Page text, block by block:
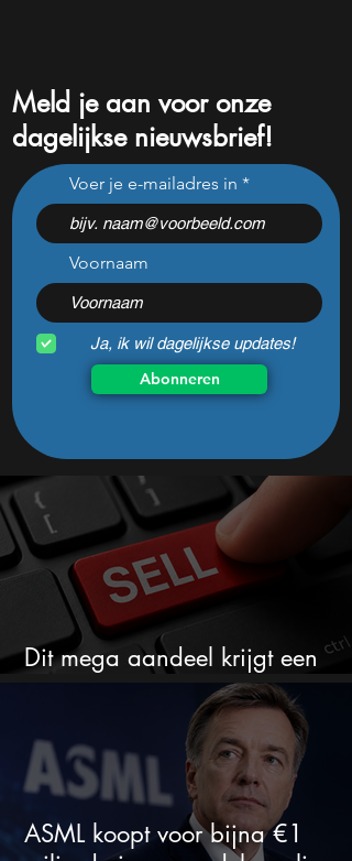
ASML koopt voor bijna €1
miljard eigen aandelen:
slimme zet of dure timing?
Meld je aan voor onze
dagelijkse nieuwsbrief!
Voer je e-mailadres in
Voornaam
Ja, ik wil dagelijkse updates!
Abonneren
Dit mega aandeel krijgt een
zeldzaam verkoopadvies
ASML koopt voor bijna €1